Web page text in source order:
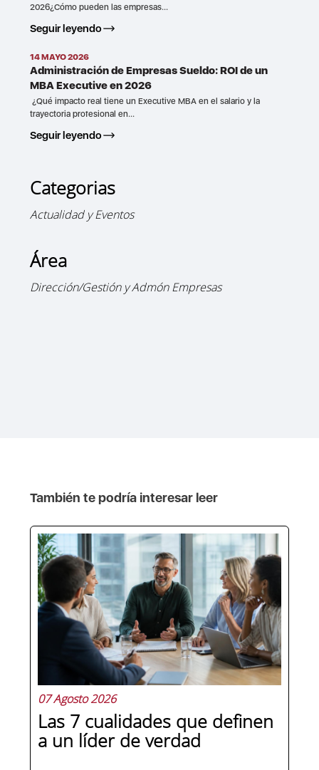
2026¿Cómo pueden las empresas...
Seguir leyendo
14 MAYO 2026
Administración de Empresas Sueldo: ROI de un
MBA Executive en 2026
¿Qué impacto real tiene un Executive MBA en el salario y la
trayectoria profesional en...
Seguir leyendo
Categorias
Actualidad y Eventos
Área
Dirección/Gestión y Admón Empresas
También te podría interesar leer
07 Agosto 2026
Las 7 cualidades que definen
a un líder de verdad